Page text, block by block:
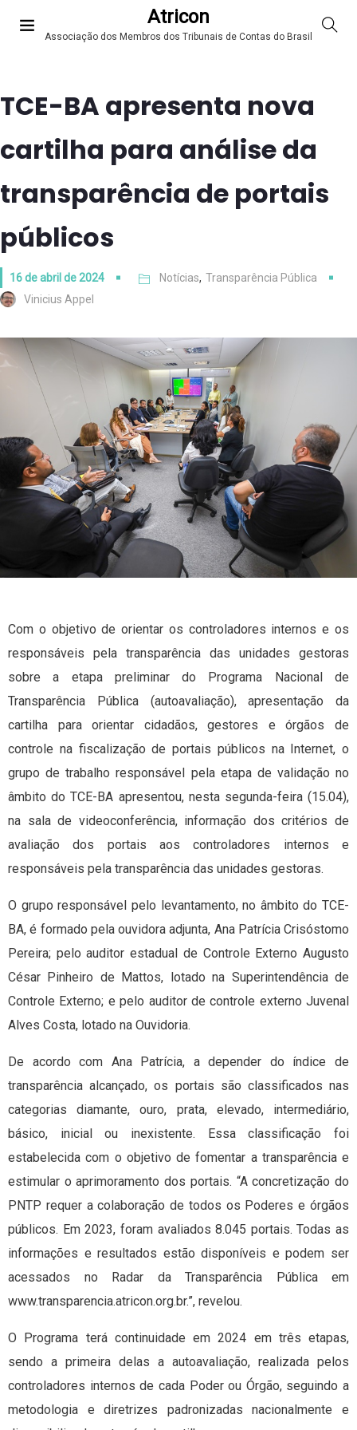
Atricon
Associação dos Membros dos Tribunais de Contas do Brasil
TCE-BA apresenta nova
cartilha para análise da
transparência de portais
públicos
16 de abril de 2024 Notícias, Transparência Pública
Vinicius Appel
Com o objetivo de orientar os controladores internos e os
responsáveis pela transparência das unidades gestoras
sobre a etapa preliminar do Programa Nacional de
Transparência Pública (autoavaliação), apresentação da
cartilha para orientar cidadãos, gestores e órgãos de
controle na fiscalização de portais públicos na Internet, o
grupo de trabalho responsável pela etapa de validação no
âmbito do TCE-BA apresentou, nesta segunda-feira (15.04),
na sala de videoconferência, informação dos critérios de
avaliação dos portais aos controladores internos e
responsáveis pela transparência das unidades gestoras.
O grupo responsável pelo levantamento, no âmbito do TCE-
BA, é formado pela ouvidora adjunta, Ana Patrícia Crisóstomo
Pereira; pelo auditor estadual de Controle Externo Augusto
César Pinheiro de Mattos, lotado na Superintendência de
Controle Externo; e pelo auditor de controle externo Juvenal
Alves Costa, lotado na Ouvidoria.
De acordo com Ana Patrícia, a depender do índice de
transparência alcançado, os portais são classificados nas
categorias diamante, ouro, prata, elevado, intermediário,
básico, inicial ou inexistente. Essa classificação foi
estabelecida com o objetivo de fomentar a transparência e
estimular o aprimoramento dos portais. “A concretização do
PNTP requer a colaboração de todos os Poderes e órgãos
públicos. Em 2023, foram avaliados 8.045 portais. Todas as
informações e resultados estão disponíveis e podem ser
acessados no Radar da Transparência Pública em
www.transparencia.atricon.org.br.”, revelou.
O Programa terá continuidade em 2024 em três etapas,
sendo a primeira delas a autoavaliação, realizada pelos
controladores internos de cada Poder ou Órgão, seguindo a
metodologia e diretrizes padronizadas nacionalmente e